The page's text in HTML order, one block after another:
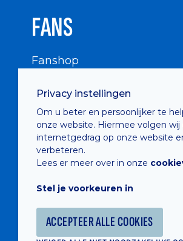
Privacy instellingen
Om u beter en persoonlijker te
onze website. Hiermee volgen
internetgedrag op onze website
verbeteren.
Lees er meer over in onze
Stel je voorkeuren in
ACCEPTEER ALLE COOKIES
FANS
Fanshop
Supportersraad
Buffalo Kids Club
Supportersfederatie
Supportersclubs
Fotoalbums